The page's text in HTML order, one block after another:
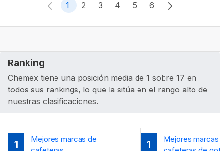
1 2 3 4 5 6
Ranking
Chemex tiene una posición media de 1 sobre 17 en
todos sus rankings, lo que la sitúa en el rango alto de
nuestras clasificaciones.
1
Mejores marcas de
1
Mejores